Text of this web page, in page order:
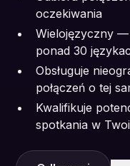
oczekiwania
Wielojęzyczny
ponad 30
Obsługuje
połączeń o tej
Kwalifikuje
spotkania w